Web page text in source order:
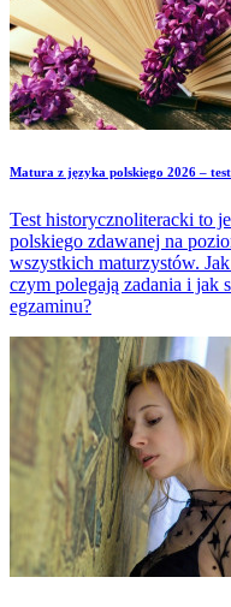
Matura z języka polskiego 2026 –
Test historycznoliteracki to
polskiego zdawanej na
wszystkich maturzystów.
czym polegają zadania i jak
egzaminu?